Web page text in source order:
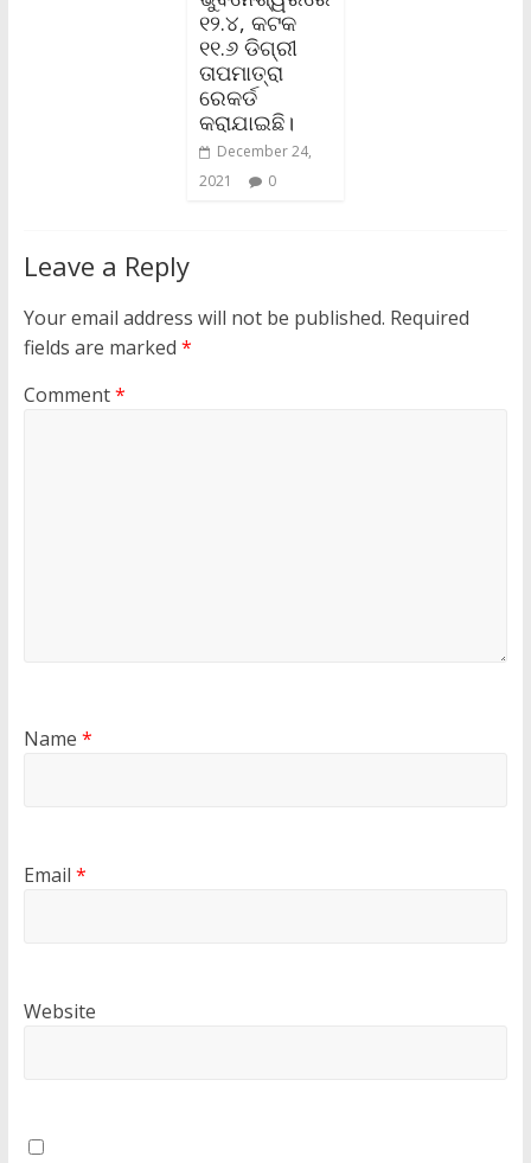
୧୨.୪, କଟକ
୧୧.୬ ଡିଗ୍ରୀ
ତାପମାତ୍ରା
ରେକର୍ଡ
କରାଯାଇଛି।
December 24,
2021
0
Leave a Reply
Your email address will not be published. Required
fields are marked *
Comment*
Name *
Email *
Website